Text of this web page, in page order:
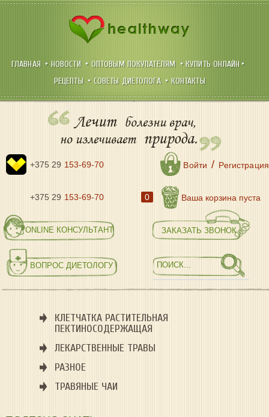
ГЛАВНАЯ НОВОСТИ ОПТОВЫМ ПОКУПАТЕЛЯМ
КУПИТЬ ОНЛАЙН
РЕЦЕПТЫ
СОВЕТЫ ДИЕТОЛОГА КОНТАКТЫ
+375 29 153-69-70
+375 29 153-69-70
Лечит болезни врач,
но излечивает природа.
Войти / Регистрация
0 Ваша корзина пуста
ЗАКАЗАТЬ ЗВОНОК
ВОПРОС ДИЕТОЛОГУ
ONLINE КОНСУЛЬТАНТ
КЛЕТЧАТКА РАСТИТЕЛЬНАЯ
ПЕКТИНОСОДЕРЖАЩАЯ
ЛЕКАРСТВЕННЫЕ ТРАВЫ
РАЗНОЕ
ТРАВЯНЫЕ ЧАИ